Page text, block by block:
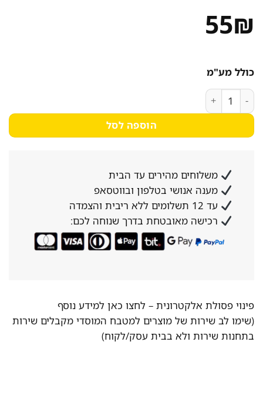
55₪
כולל מע"מ
כמות של סט גוזז ציפורניים מקצועי
הוספה לסל
משלוחים מהירים עד הבית
מענה אנושי בטלפון ובווטסאפ
עד 12 תשלומים ללא ריבית והצמדה
רכישה מאובטחת בדרך שנוחה לכם:
פינוי פסולת אלקטרונית – לחצו כאן למידע נוסף
(שימו לב שירות של מוצרים למטבח המוסדי מקבלים שירות
בתחנות שירות ולא בבית עסק/לקוח)